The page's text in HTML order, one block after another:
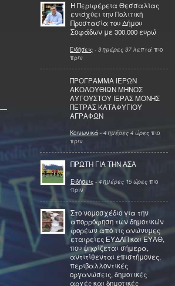
Η Περιφέρεια Θεσσαλίας
ενισχύει την Πολιτική
Προστασία του Δήμου
Σοφάδων με 300.000 ευρώ
Ειδήσεις - 3 ημέρες 37 λεπτά πιο
πριν
ΠΡΟΓΡΑΜΜΑ ΙΕΡΩΝ
ΑΚΟΛΟΥΘΙΩΝ ΜΗΝΟΣ
ΑΥΓΟΥΣΤΟΥ ΙΕΡΑΣ ΜΟΝΗΣ
ΠΕΤΡΑΣ ΚΑΤΑΦΥΓΙΟΥ
ΑΓΡΑΦΩΝ
Κοινωνικά - 4 ημέρες 4 ώρες πιο
πριν
ΠΡΩΤΗ ΓΙΑ ΤΗΝ ΑΣΑ
Ειδήσεις - 4 ημέρες 15 ώρες πιο
πριν
Στο νομοσχέδιο για την
απορρόφηση των δημοτικών
φορέων από τις ανώνυμες
εταιρείες ΕΥΔΑΠ και ΕΥΑΘ,
που ψηφίζεται σήμερα,
αντιτίθενται επιστήμονες,
περιβαλλοντικές
οργανώσεις, δημοτικές
αρχές και δημοτικές